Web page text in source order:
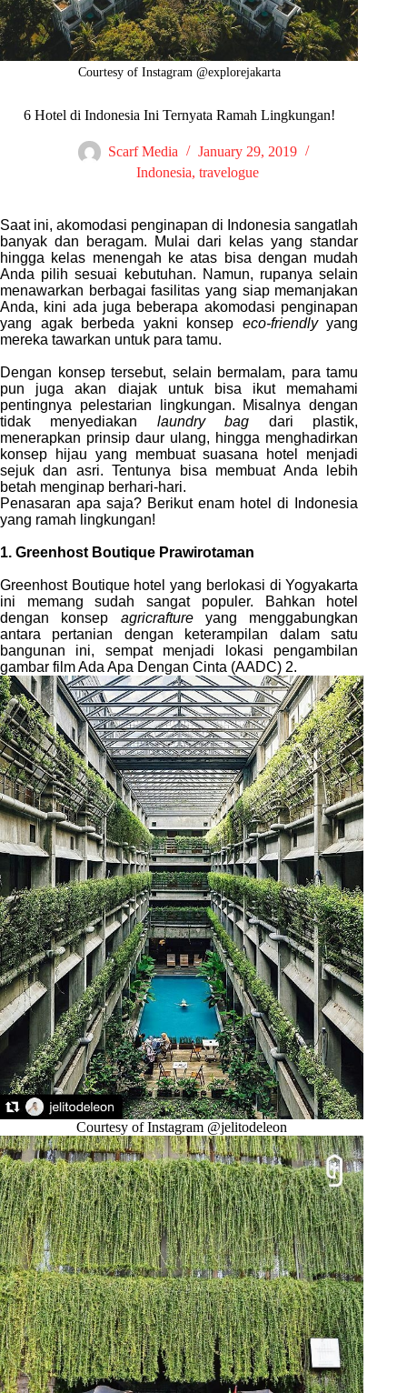
Courtesy of Instagram @explorejakarta
6 Hotel di Indonesia Ini Ternyata Ramah Lingkungan!
Scarf Media
January 29, 2019
Indonesia, travelogue
Saat ini, akomodasi penginapan di Indonesia sangatlah
banyak dan beragam. Mulai dari kelas yang standar
hingga kelas menengah ke atas bisa dengan mudah
Anda pilih sesuai kebutuhan. Namun, rupanya selain
menawarkan berbagai fasilitas yang siap memanjakan
Anda, kini ada juga beberapa akomodasi penginapan
yang agak berbeda yakni konsep eco-friendlyyang
mereka tawarkan untuk para tamu.
Dengan konsep tersebut, selain bermalam, para tamu
pun juga akan diajak untuk bisa ikut memahami
pentingnya pelestarian lingkungan. Misalnya dengan
tidak menyediakan laundry bag dari plastik,
menerapkan prinsip daur ulang, hingga menghadirkan
konsep hijau yang membuat suasana hotel menjadi
sejuk dan asri. Tentunya bisa membuat Anda lebih
betah menginap berhari-hari.
Penasaran apa saja? Berikut enam hotel di Indonesia
yang ramah lingkungan!
1. Greenhost Boutique Prawirotaman
Greenhost Boutique hotel yang berlokasi di Yogyakarta
ini memang sudah sangat populer. Bahkan hotel
dengan konsep agricrafture yang menggabungkan
antara pertanian dengan keterampilan dalam satu
bangunan ini, sempat menjadi lokasi pengambilan
gambar film Ada Apa Dengan Cinta (AADC) 2.
Courtesy of Instagram @jelitodeleon